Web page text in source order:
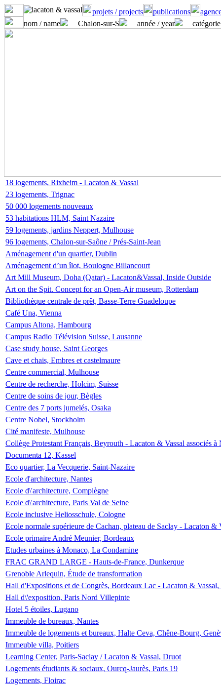
projets / projects publications
nom / name
Chalon-sur-S année / year
18 logements, Rixheim - Lacaton & Vassal
23 logements, Trignac
50 000 logements nouveaux
53 habitations HLM, Saint Nazaire
59 logements, jardins Neppert, Mulhouse
96 logements, Chalon-sur-Saône / Prés-Saint-Jean
Aménagement d'un quartier, Dublin
Aménagement d’un îlot, Boulogne Billancourt
Art Mill Museum, Doha (Qatar) - Lacaton&Vassal, Inside Outside
Art on the Spit. Concept for an Open-Air museum, Rotterdam
Bibliothèque centrale de prêt, Basse-Terre Guadeloupe
Café Una, Vienna
Campus Altona, Hambourg
Campus Radio Télévision Suisse, Lausanne
Case study house, Saint Georges
Cave et chais, Embres et castelmaure
Centre commercial, Mulhouse
Centre de recherche, Holcim, Suisse
Centre de soins de jour, Bègles
Centre des 7 ports jumelés, Osaka
Centre Nobel, Stockholm
Cité manifeste, Mulhouse
Collège Protestant Français, Beyrouth - Lacaton & Vassal associés
Documenta 12, Kassel
Eco quartier, La Vecquerie, Saint-Nazaire
Ecole d'architecture, Nantes
Ecole d\'architecture, Compiègne
Ecole d\'architecture, Paris Val de Seine
Ecole inclusive Heliosschule, Cologne
Ecole normale supérieure de Cachan, plateau de Saclay - Lacaton &
Ecole primaire André Meunier, Bordeaux
Etudes urbaines à Monaco, La Condamine
FRAC GRAND LARGE - Hauts-de-France, Dunkerque
Grenoble Arlequin, Étude de transformation
Hall d'Expositions et de Congrès, Bordeaux Lac - Lacaton &
Hall d\'exposition, Paris Nord Villepinte
Hotel 5 étoiles, Lugano
Immeuble de bureaux, Nantes
Immeuble de logements et bureaux, Halte Ceva, Chêne-Bourg,
Immeuble villa, Poitiers
Learning Center, Paris-Saclay / Lacaton & Vassal, Druot
Logements étudiants & sociaux, Ourcq-Jaurès, Paris 19
Logements, Floirac